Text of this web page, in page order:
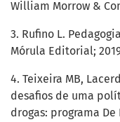
William Morrow &
3. Rufino L.
Mórula Editorial;
4. Teixeira MB,
desafios de uma
drogas: programa De